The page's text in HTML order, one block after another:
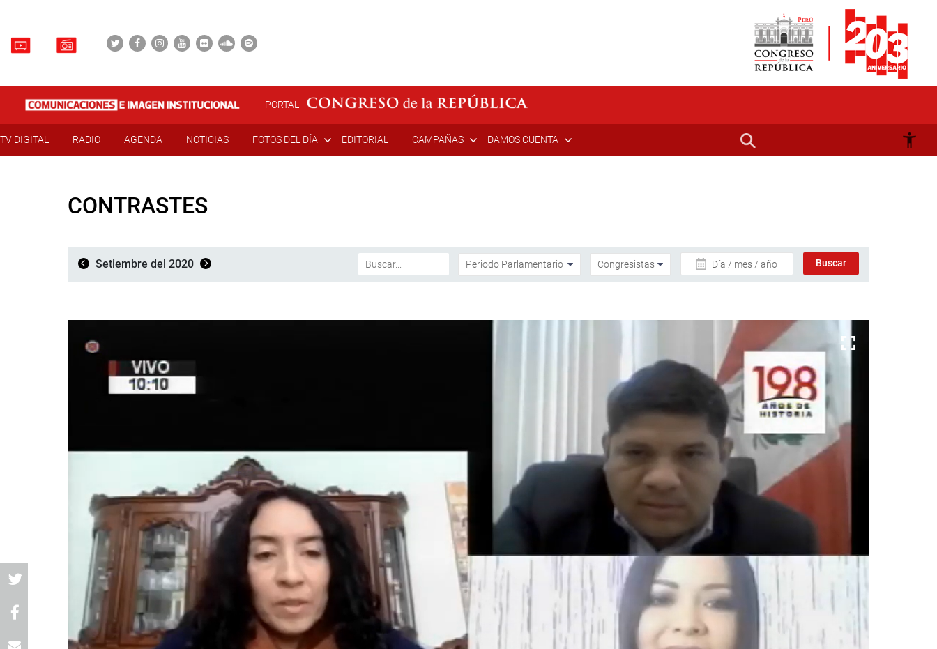
PORTAL
TV DIGITAL RADIO AGENDA NOTICIAS FOTOS DEL DÍA EDITORIAL CAMPAÑAS DAMOS CUENTA
CONTRASTES
Setiembre del 2020 Día / mes / año